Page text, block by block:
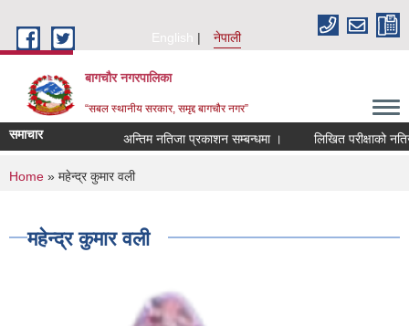
English
नेपाली
बागचौर नगरपालिका
“सबल स्थानीय सरकार, समृद्द बागचौर नगर”
समाचार अन्तिम नतिजा प्रकाशन सम्बन्धमा । लिखित परीक्षाको
You are here
Home » महेन्द्र कुमार वली
महेन्द्र कुमार वली